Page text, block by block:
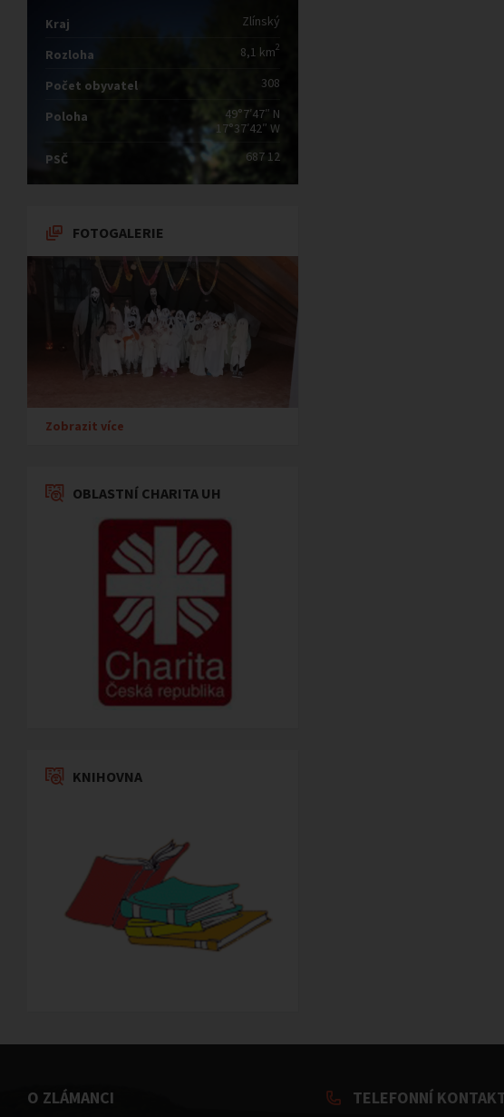
Kraj Zlínský
Rozloha 8,1 km2
Počet obyvatel 308
Poloha
49°7′47″ N
17°37′42″ W
PSČ
687 12
FOTOGALERIE
Zobrazit více
OBLASTNÍ CHARITA UH
KNIHOVNA
O ZLÁMANCI TELEFONNÍ